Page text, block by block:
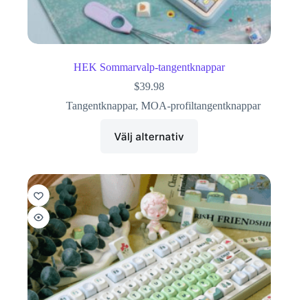
HEK Sommarvalp-tangentknappar
$39.98
Tangentknappar, MOA-profiltangentknappar
Välj alternativ